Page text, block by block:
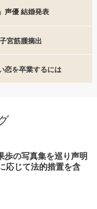
声優 結婚発表
宮筋腫摘出
恋を卒業するには
歩の写真集を巡り声明
応じて法的措置を含